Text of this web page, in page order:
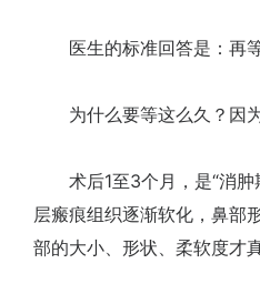
医生的标准回答是：再等
为什么要等这么久？因为
术后1至3个月，是“消肿
层瘢痕组织逐渐软化，鼻部
部的大小、形状、柔软度才